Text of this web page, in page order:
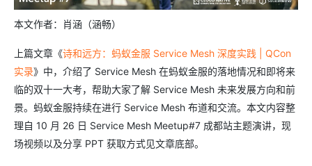
本文作者：肖涵（涵畅）
上篇文章《诗和远方：蚂蚁金服 Service Mesh 深度实践 | QCon
实录》中，介绍了 Service Mesh 在蚂蚁金服的落地情况和即将来
临的双十一大考，帮助大家了解 Service Mesh 未来发展方向和前
景。蚂蚁金服持续在进行 Service Mesh 布道和交流。本文内容整
理自 10 月 26 日 Service Mesh Meetup#7 成都站主题演讲，现
场视频以及分享 PPT 获取方式见文章底部。